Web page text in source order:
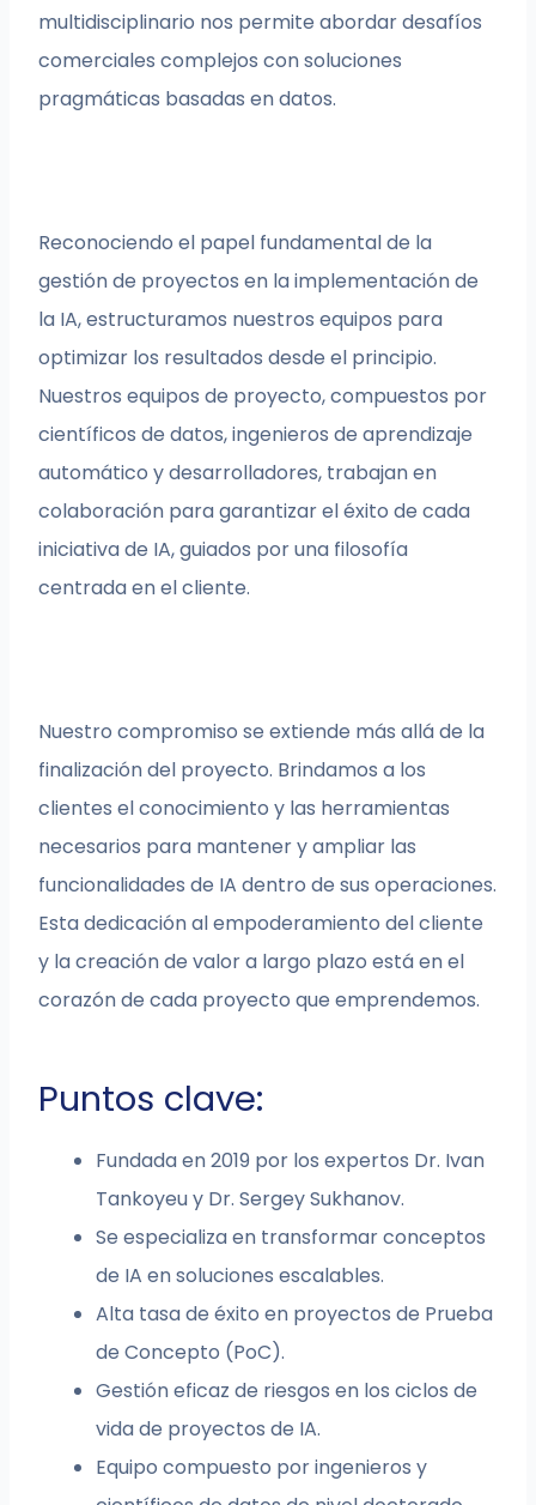
multidisciplinario nos permite abordar desafíos
comerciales complejos con soluciones
pragmáticas basadas en datos.
Reconociendo el papel fundamental de la
gestión de proyectos en la implementación de
la IA, estructuramos nuestros equipos para
optimizar los resultados desde el principio.
Nuestros equipos de proyecto, compuestos por
científicos de datos, ingenieros de aprendizaje
automático y desarrolladores, trabajan en
colaboración para garantizar el éxito de cada
iniciativa de IA, guiados por una filosofía
centrada en el cliente.
Nuestro compromiso se extiende más allá de la
finalización del proyecto. Brindamos a los
clientes el conocimiento y las herramientas
necesarios para mantener y ampliar las
funcionalidades de IA dentro de sus operaciones.
Esta dedicación al empoderamiento del cliente
y la creación de valor a largo plazo está en el
corazón de cada proyecto que emprendemos.
Puntos clave:
Fundada en 2019 por los expertos Dr. Ivan
Tankoyeu y Dr. Sergey Sukhanov.
Se especializa en transformar conceptos
de IA en soluciones escalables.
Alta tasa de éxito en proyectos de Prueba
de Concepto (PoC).
Gestión eficaz de riesgos en los ciclos de
vida de proyectos de IA.
Equipo compuesto por ingenieros y